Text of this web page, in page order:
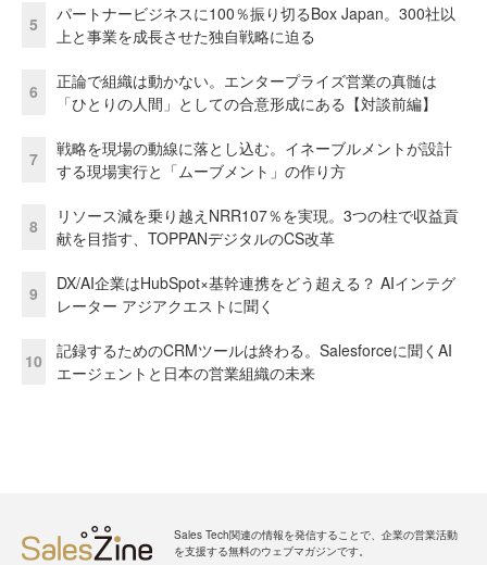
5
パートナービジネスに100％振り切るBox Japan。300社以
上と事業を成長させた独自戦略に迫る
6
正論で組織は動かない。エンタープライズ営業の真髄は
「ひとりの人間」としての合意形成にある【対談前編】
7
戦略を現場の動線に落とし込む。イネーブルメントが設計
する現場実行と「ムーブメント」の作り方
8
リソース減を乗り越えNRR107％を実現。3つの柱で収益貢
献を目指す、TOPPANデジタルのCS改革
9
DX/AI企業はHubSpot×基幹連携をどう超える？ AIインテグ
レーター アジアクエストに聞く
10
記録するためのCRMツールは終わる。Salesforceに聞くAI
エージェントと日本の営業組織の未来
Sales Tech関連の情報を発信することで、企業の営業活動
を支援する無料のウェブマガジンです。